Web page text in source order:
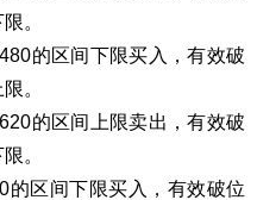
。
的区间下限买入，有效破
。
的区间上限卖出，有效破
。
的区间下限买入，有效破位